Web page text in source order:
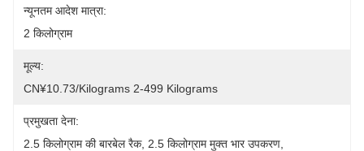
न्यूनतम आदेश मात्रा:
2 किलोग्राम
मूल्य:
CN¥10.73/kilograms 2-499 Kilograms
प्रमुखता देना:
2.5 किलोग्राम की बारबेल रैक, 2.5 किलोग्राम मुक्त भार उपकरण